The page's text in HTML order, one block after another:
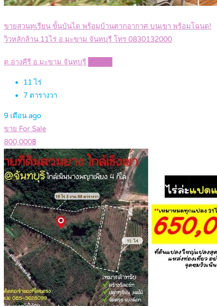
ขายสวนทุเรียน ขั้นบันได พร้อมบ้านตากอากาศ บนเขา พร้อมโฉนด!
วิวหลักล้าน 11ไร่ อ.มะขาม จันทบุรี โทร 0830132000
ต.อ่างคีรี อ.มะขาม จันทบุรี
11 ไร่
7 ตารางวา
9 เดือน ago
ขาย For Sale
800,000฿